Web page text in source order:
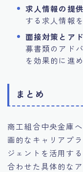
求人情報の提供
する求人情報
面接対策とア
募書類のアド
を効果的に進め
まとめ
商工組合中央金庫
画的なキャリアプ
ジェントを活用す
合わせた具体的な